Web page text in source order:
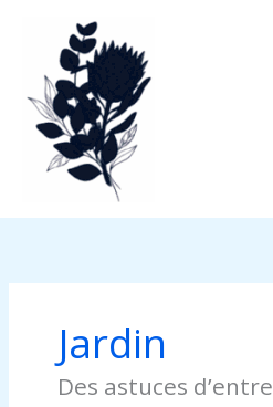
Jardin
Des astuces